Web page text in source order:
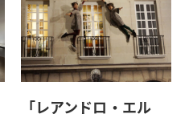
「レアンドロ・エル